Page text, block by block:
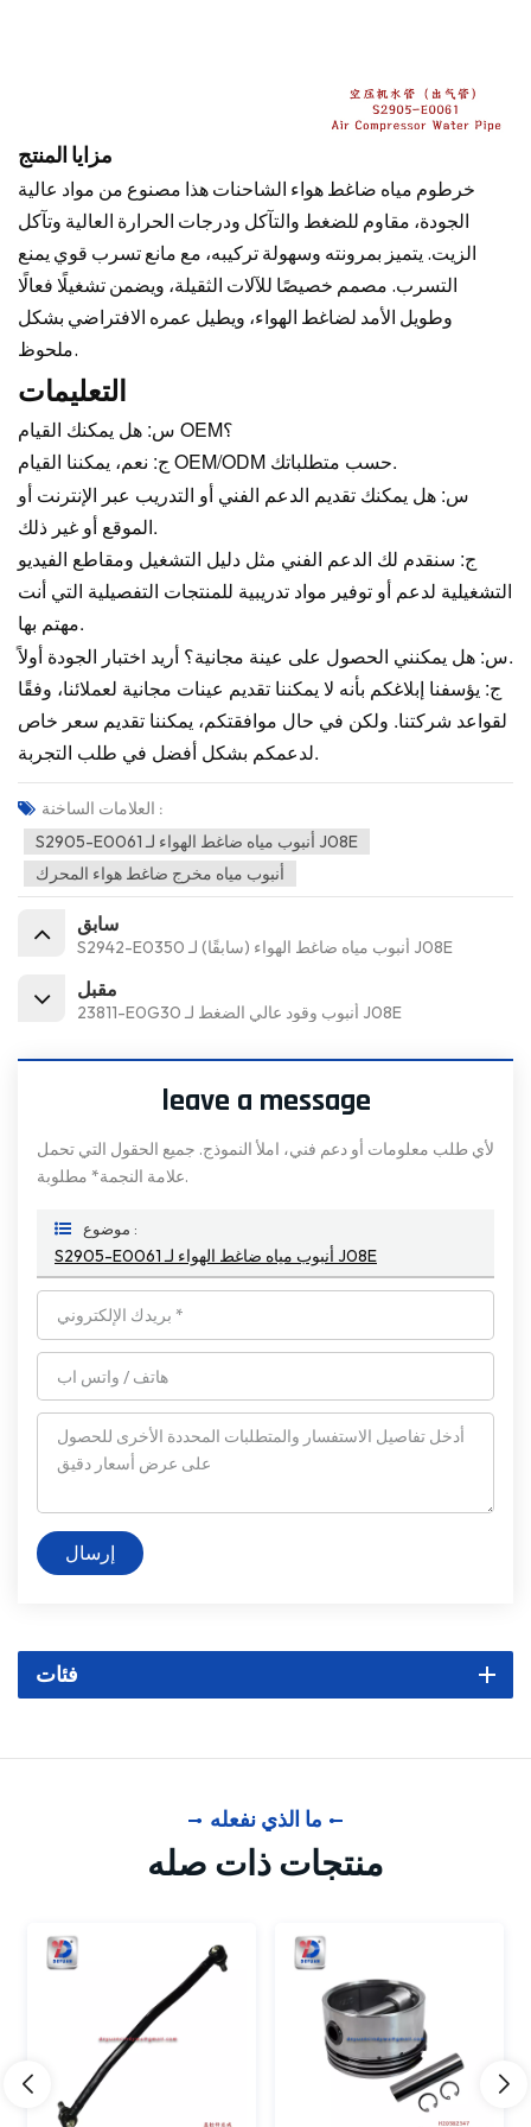
مزايا المنتج
خرطوم مياه ضاغط هواء الشاحنات هذا مصنوع من مواد عالية
الجودة، مقاوم للضغط والتآكل ودرجات الحرارة العالية وتآكل
الزيت. يتميز بمرونته وسهولة تركيبه، مع مانع تسرب قوي يمنع
التسرب. مصمم خصيصًا للآلات الثقيلة، ويضمن تشغيلًا فعالًا
وطويل الأمد لضاغط الهواء، ويطيل عمره الافتراضي بشكل
ملحوظ.
التعليمات
س: هل يمكنك القيام OEM؟
ج: نعم، يمكننا القيام OEM/ODM حسب متطلباتك.
س: هل يمكنك تقديم الدعم الفني أو التدريب عبر الإنترنت أو
الموقع أو غير ذلك.
ج: سنقدم لك الدعم الفني مثل دليل التشغيل ومقاطع الفيديو
التشغيلية لدعم أو توفير مواد تدريبية للمنتجات التفصيلية التي أنت
مهتم بها.
س: هل يمكنني الحصول على عينة مجانية؟ أريد اختبار الجودة أولاً.
ج: يؤسفنا إبلاغكم بأنه لا يمكننا تقديم عينات مجانية لعملائنا، وفقًا
لقواعد شركتنا. ولكن في حال موافقتكم، يمكننا تقديم سعر خاص
لدعمكم بشكل أفضل في طلب التجربة.
العلامات الساخنة :
S2905-E0061 أنبوب مياه ضاغط الهواء لـ J08E
أنبوب مياه مخرج ضاغط هواء المحرك
سابق
S2942-E0350 أنبوب مياه ضاغط الهواء (سابقًا) لـ J08E
مقبل
23811-E0G30 أنبوب وقود عالي الضغط لـ J08E
leave a message
لأي طلب معلومات أو دعم فني، املأ النموذج. جميع الحقول التي تحمل
علامة النجمة* مطلوبة.
موضوع :
S2905-E0061 أنبوب مياه ضاغط الهواء لـ J08E
إرسال
فئات
ما الذي نفعله
منتجات ذات صله